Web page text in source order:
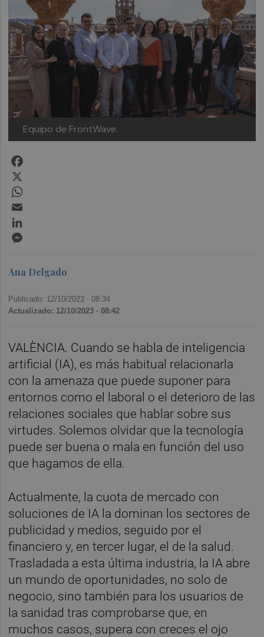
Equipo de FrontWave.
Ana Delgado
Publicado: 12/10/2023 ·08:34
Actualizado: 12/10/2023 · 08:42
VALÈNCIA. Cuando se habla de inteligencia
artificial (IA), es más habitual relacionarla
con la amenaza que puede suponer para
entornos como el laboral o el deterioro de las
relaciones sociales que hablar sobre sus
virtudes. Solemos olvidar que la tecnología
puede ser buena o mala en función del uso
que hagamos de ella.
Actualmente, la cuota de mercado con
soluciones de IA la dominan los sectores de
publicidad y medios, seguido por el
financiero y, en tercer lugar, el de la salud.
Trasladada a esta última industria, la IA abre
un mundo de oportunidades, no solo de
negocio, sino también para los usuarios de
la sanidad tras comprobarse que, en
muchos casos, supera con creces el ojo